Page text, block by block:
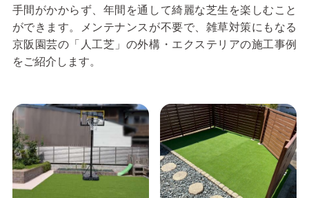
手間がかからず、年間を通して綺麗な芝生を楽しむこと
ができます。メンテナンスが不要で、雑草対策にもなる
京阪園芸の「人工芝」の外構・エクステリアの施工事例
をご紹介します。